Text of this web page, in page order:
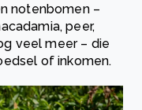
notenbomen –
peer,
veel meer – die
of inkomen.